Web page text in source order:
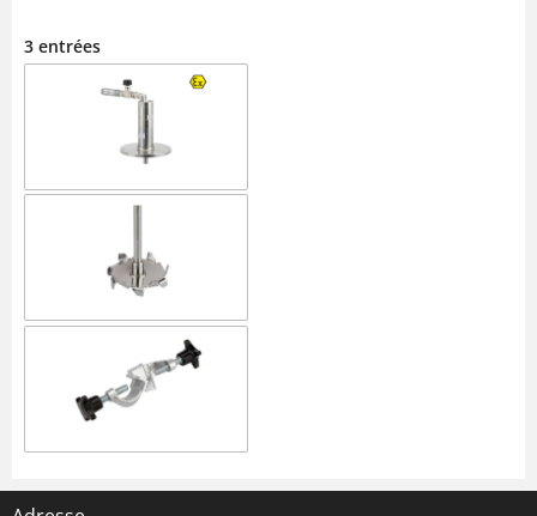
3 entrées
Outils d'agitation pour
agitateurs industriels